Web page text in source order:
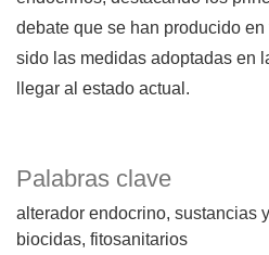
Palabras clave
alterador endocrino sustancias
biocidas fitosanitarios
debate que se han producido
sido las medidas adoptadas en
llegar al estado actual.